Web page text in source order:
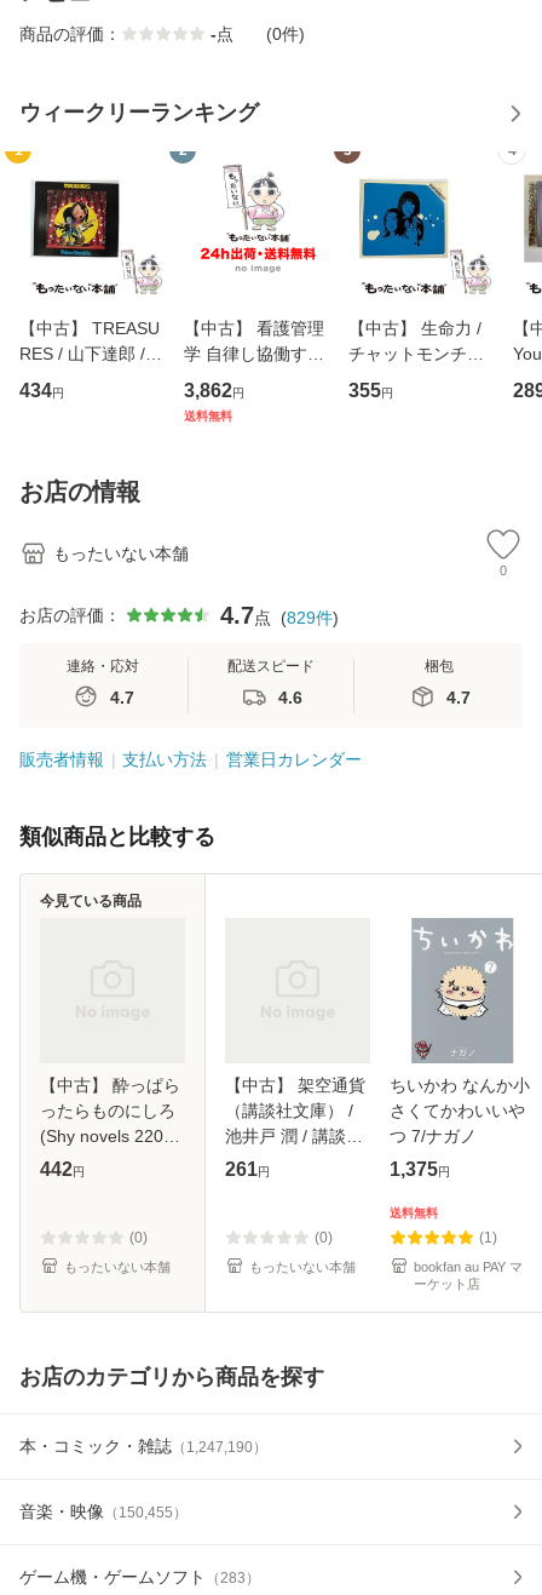
商品の評価： -点 (0件)
ウィークリーランキング
1
【中古】 TREASU
RES / 山下達郎 /
イーストウエス
ト・ジャパン [CD]
434円
2
【中古】 看護管理
学 自律し協働する
専門職の看護マネ
ジメントスキル 改
3,862円
送料無料
3
【中古】 生命力 /
チャットモンチー /
キューンレコード
[CD]【メール便送
355円
4
【
のが
お店の情報
もったいない本舗
0
お店の評価： 4.7点 (829件)
連絡・応対
4.7
配送スピード
4.6
梱包
4.7
販売者情報 支払い方法 営業日カレンダー
類似商品と比較する
【中古】 酔っぱら
ったらものにしろ
(Shy novels 220) /
樹生かなめ / 大洋
442円
(0)
もったいない本舗
今見ている商品
【中古】 架空通貨
（講談社文庫） /
池井戸 潤 / 講談社
[文庫]【メール便送
261円
(0)
もったいない本舗
ちいかわ なんか小
さくてかわいいや
つ 7/ナガノ
1,375円
送料無料
(1)
bookfan au PAY マ
ーケット店
お店のカテゴリから商品を探す
本・コミック・雑誌 （ 1,247,190）
音楽・映像 （ 150,455 ）
ゲーム機・ゲームソフト （283 ）